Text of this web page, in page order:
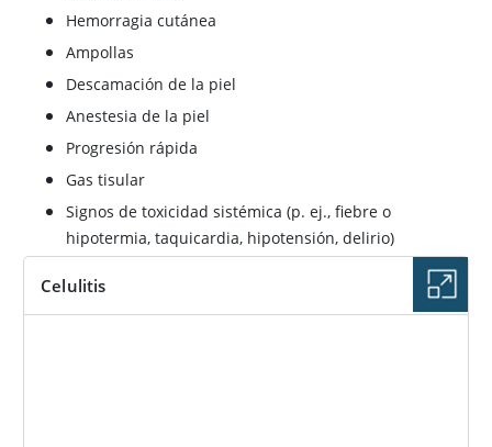
Hemorragia cutánea
Ampollas
Descamación de la piel
Anestesia de la piel
Progresión rápida
Gas tisular
Signos de toxicidad sistémica (p. ej., fiebre o
hipotermia, taquicardia, hipotensión, delirio)
Celulitis